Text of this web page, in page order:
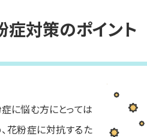
症対策のポイント
に悩む方にとっては
花粉症に対抗するた